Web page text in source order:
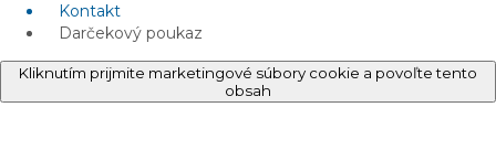
Kontakt
Darčekový poukaz
Kliknutím prijmite marketingové súbory cookie a povoľte tento
obsah